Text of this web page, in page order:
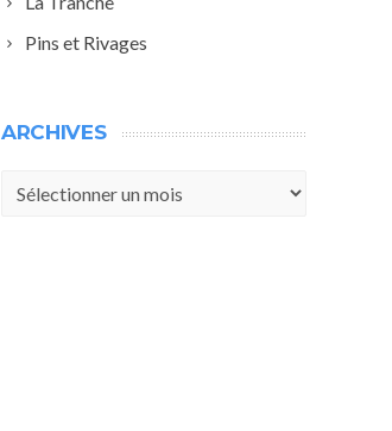
Pins et Rivages
ARCHIVES
Archives